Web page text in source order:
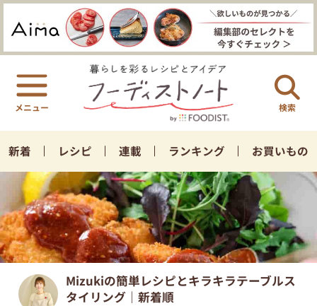
検索
新着 レシピ 連載 ランキング お買いもの
Mizukiの簡単レシピとキラキラテーブルス
タイリング｜新着順